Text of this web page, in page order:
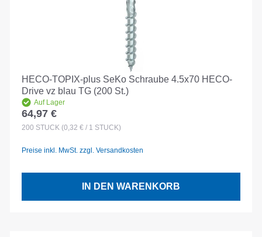
HECO-TOPIX-plus SeKo Schraube 4.5x70 HECO-
Drive vz blau TG (200 St.)
Auf Lager
Regulärer Preis:
64,97 €
200 STÜCK (0,32 € / 1 STÜCK)
Preise inkl. MwSt. zzgl. Versandkosten
IN DEN WARENKORB